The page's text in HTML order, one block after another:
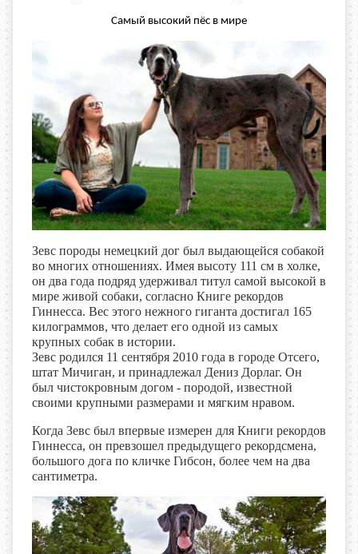
Самый высокий пёс в мире
Зевс породы немецкий дог был выдающейся собакой
во многих отношениях. Имея высоту 111 см в холке,
он два года подряд удерживал титул самой высокой в
мире живой собаки, согласно Книге рекордов
Гиннесса. Вес этого нежного гиганта достигал 165
килограммов, что делает его одной из самых
крупных собак в истории.
Зевс родился 11 сентября 2010 года в городе Отсего,
штат Мичиган, и принадлежал Дениз Дорлаг. Он
был чистокровным догом - породой, известной
своими крупными размерами и мягким нравом.
Когда Зевс был впервые измерен для Книги рекордов
Гиннесса, он превзошел предыдущего рекордсмена,
большого дога по кличке Гибсон, более чем на два
сантиметра.